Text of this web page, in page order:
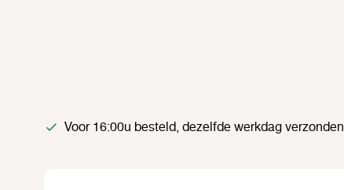
Voor 16:00u besteld, dezelfde werkdag verzonden